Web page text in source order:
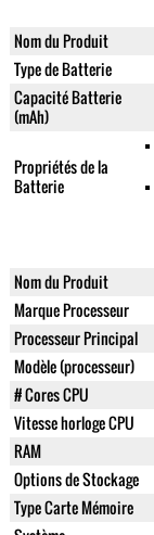
Nom du Produit
Type de Batterie
Capacité Batterie
(mAh)
Propriétés de la
Batterie
Nom du Produit
Marque Processeur
Processeur Principal
Modèle (processeur)
# Cores CPU
Vitesse horloge CPU
RAM
Options de Stockage
Type Carte Mémoire